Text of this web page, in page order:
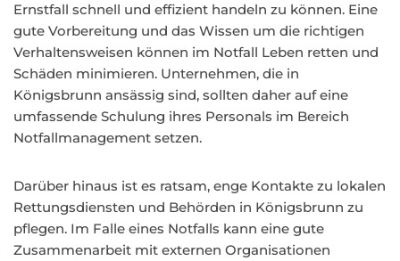
Ernstfall schnell und effizient handeln zu können. Eine
gute Vorbereitung und das Wissen um die richtigen
Verhaltensweisen können im Notfall Leben retten und
Schäden minimieren. Unternehmen, die in
Königsbrunn ansässig sind, sollten daher auf eine
umfassende Schulung ihres Personals im Bereich
Notfallmanagement setzen.
Darüber hinaus ist es ratsam, enge Kontakte zu lokalen
Rettungsdiensten und Behörden in Königsbrunn zu
pflegen. Im Falle eines Notfalls kann eine gute
Zusammenarbeit mit externen Organisationen